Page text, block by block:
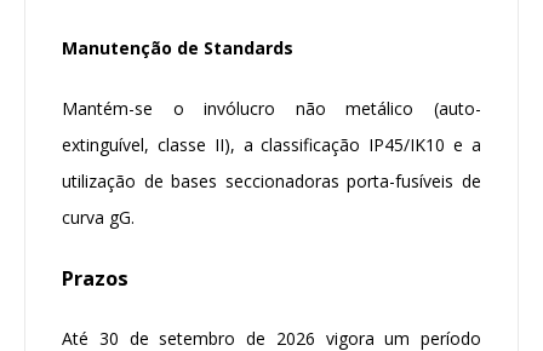
Manutenção de Standards
Mantém-se o invólucro não metálico (auto-
extinguível, classe II), a classificação IP45/IK10 e a
utilização de bases seccionadoras porta-fusíveis de
curva gG.
Prazos
Até 30 de setembro de 2026 vigora um período